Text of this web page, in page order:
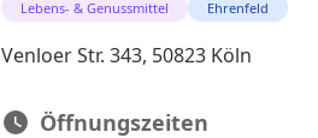
Lebens- & Genussmittel Ehrenfeld
Venloer Str. 343, 50823 Köln
Öffnungszeiten